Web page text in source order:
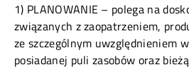
1) PLANOWANIE – polega na
związanych z zaopatrzeniem,
ze szczególnym uwzględnieniem
posiadanej puli zasobów oraz